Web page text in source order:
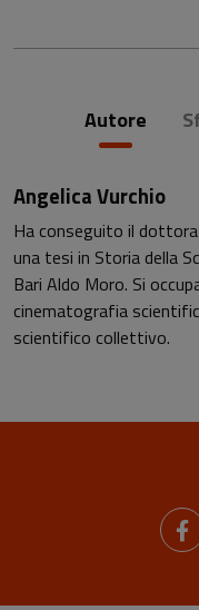
Autore
Angelica Vurchio
Ha conseguito il
una tesi in Storia della
Bari Aldo Moro. Si
cinematografia
scientifico collettivo.